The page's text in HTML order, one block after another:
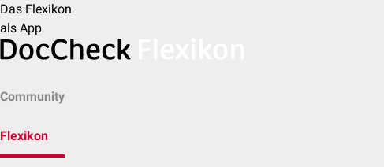
Das Flexikon
als App
Community
Flexikon